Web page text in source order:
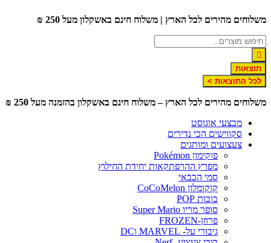
לתוכן
משלוחים מהירים לכל הארץ | משלוח חינם באשקלון מעל 250 ₪
תוצאות
לכל התוצאות >
משלוחים מהירים לכל הארץ – משלוח חינם באשקלון בהזמנה מעל 250 ₪
מבצעי אוגוסט
סקווישים הכי נדירים
צעצועים ומותגים
פוקימון Pokémon
מפרץ ההרפתקאות יחידת החילוץ
סמי הכבאי
קוקומלון CoCoMelon
בובות POP
סופר מריו Super Mario
פרוזן-FROZEN
גיבורי על- MARVEL וDC